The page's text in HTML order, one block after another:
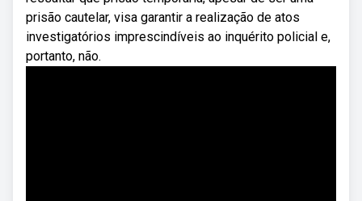
prisão cautelar, visa garantir a realização de atos
investigatórios imprescindíveis ao inquérito policial e,
portanto, não.